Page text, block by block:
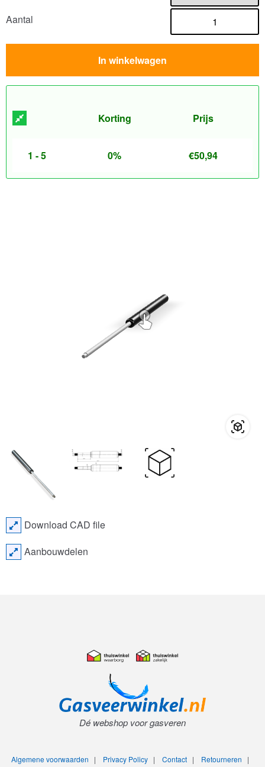
Aantal
In winkelwagen
Korting Prijs
1 - 5 0% €50,94
Download CAD file
Aanbouwdelen
Dé webshop voor gasveren
Algemene voorwaarden | Privacy Policy| Contact| Retourneren |